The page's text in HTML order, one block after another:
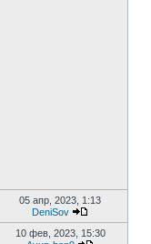
05 апр, 2023, 1:13
DeniSov
10 фев, 2023, 15:30